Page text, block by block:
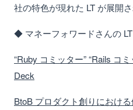
社の特色が現れた LT が展開さ
◆ マネーフォワードさんの
“Ruby コミッター” “Rails コ
Deck
BtoB プロダクト創りにおけ